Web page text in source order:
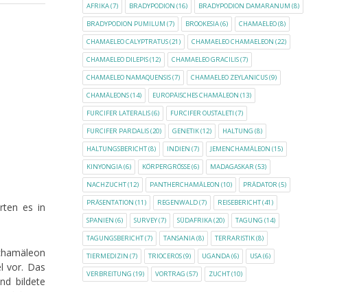
es in
vor. Das
bildete
AFRIKA(7) BRADYPODION (16) BRADYPODION DAMARANUM (8)
BRADYPODION PUMILUM (7) BROOKESIA(6) CHAMAELEO(8)
CHAMAELEO CALYPTRATUS(21) CHAMAELEO CHAMAELEON (22)
CHAMAELEO DILEPIS(12) CHAMAELEO GRACILIS(7)
CHAMAELEO NAMAQUENSIS(7) CHAMAELEO ZEYLANICUS(9)
CHAMÄLEONS(14) EUROPÄISCHES CHAMÄLEON (13)
FURCIFER LATERALIS(6) FURCIFER OUSTALETI (7)
FURCIFER PARDALIS(20) GENETIK(12) HALTUNG (8)
HALTUNGSBERICHT(8) INDIEN (7) JEMENCHAMÄLEON (15)
KINYONGIA(6) KÖRPERGRÖSSE (6) MADAGASKAR(53)
NACHZUCHT(12) PANTHERCHAMÄLEON (10) PRÄDATOR(5)
PRÄSENTATION (11) REGENWALD(7) REISEBERICHT(41)
SPANIEN (6) SURVEY(7) SÜDAFRIKA(20) TAGUNG (14)
TAGUNGSBERICHT(7) TANSANIA(8) TERRARISTIK(8)
TIERMEDIZIN (7) TRIOCEROS(9) UGANDA(6) USA(6)
VERBREITUNG (19) VORTRAG (57) ZUCHT(10)